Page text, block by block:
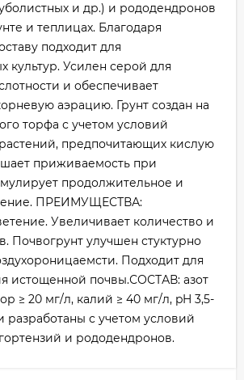
и др.) и рододендронов
и теплицах. Благодаря
подходит для
культур. Усилен серой для
и обеспечивает
аэрацию. Грунт создан на
торфа с учетом условий
предпочитающих кислую
приживаемость при
продолжительное и
ПРЕИМУЩЕСТВА:
Увеличивает количество и
Почвогрунт улучшен стуктурно
Подходит для
истощенной почвы.СОСТАВ: азот
≥ 20 мг/л, калий ≥ 40 мг/л, pH 3,5-
с учетом условий
и рододендронов.